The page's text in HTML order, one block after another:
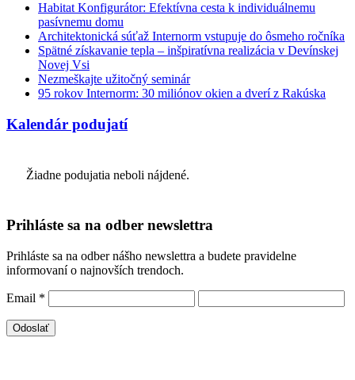
Habitat Konfigurátor: Efektívna cesta k individuálnemu
pasívnemu domu
Architektonická súťaž Internorm vstupuje do ôsmeho ročníka
Spätné získavanie tepla – inšpiratívna realizácia v Devínskej
Novej Vsi
Nezmeškajte užitočný seminár
95 rokov Internorm: 30 miliónov okien a dverí z Rakúska
Kalendár podujatí
Žiadne podujatia neboli nájdené.
Prihláste sa na odber newslettra
Prihláste sa na odber nášho newslettra a budete pravidelne
informovaní o najnovších trendoch.
Email *